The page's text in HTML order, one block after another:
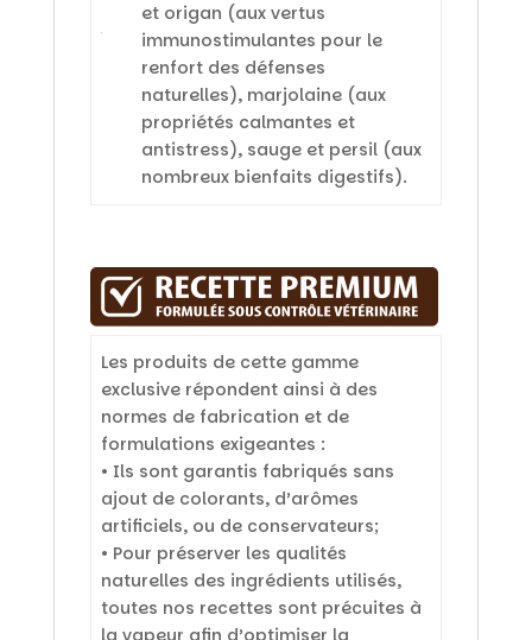
et origan (aux vertus
immunostimulantes pour le
renfort des défenses
naturelles), marjolaine (aux
propriétés calmantes et
antistress), sauge et persil (aux
nombreux bienfaits digestifs).
Les produits de cette gamme
exclusive répondent ainsi à des
normes de fabrication et de
formulations exigeantes :
• Ils sont garantis fabriqués sans
ajout de colorants, d’arômes
artificiels, ou de conservateurs;
• Pour préserver les qualités
naturelles des ingrédients utilisés,
toutes nos recettes sont précuites à